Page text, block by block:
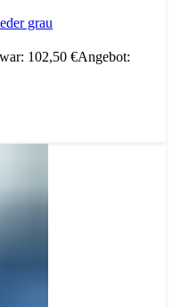
grau
102,50 €Angebot: